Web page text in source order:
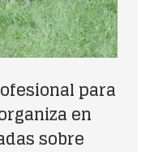
para
en
sobre